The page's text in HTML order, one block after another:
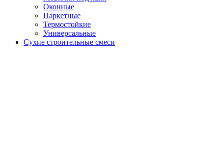
Оконные
Паркетные
Термостойкие
Универсальные
Сухие строительные смеси